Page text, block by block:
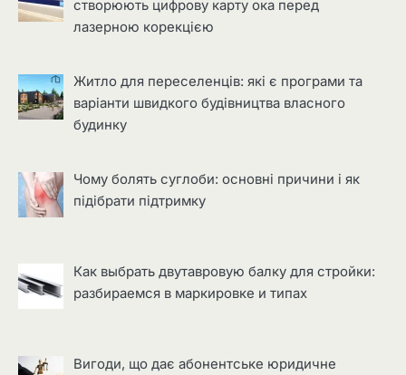
створюють цифрову карту ока перед
лазерною корекцією
Житло для переселенців: які є програми та
варіанти швидкого будівництва власного
будинку
Чому болять суглоби: основні причини і як
підібрати підтримку
Как выбрать двутавровую балку для стройки:
разбираемся в маркировке и типах
Вигоди, що дає абонентське юридичне